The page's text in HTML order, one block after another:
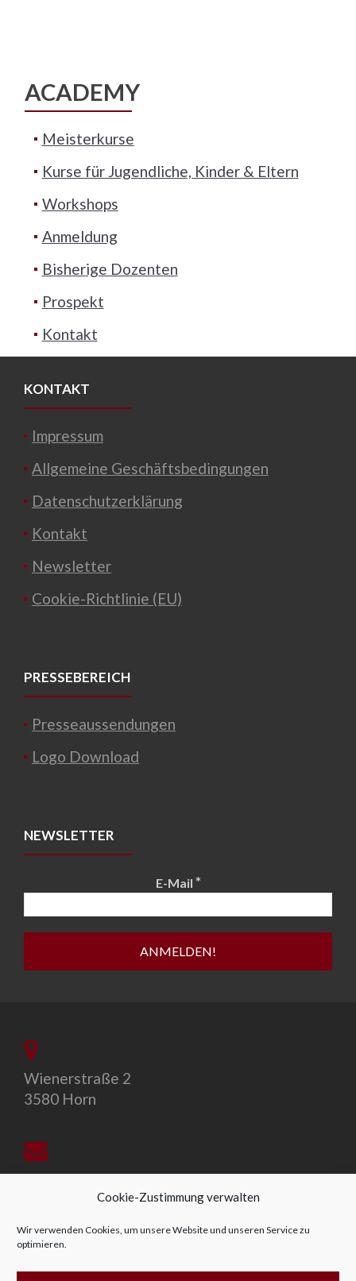
Cookie-Zustimmung verwalten
Wir verwenden Cookies, um unsere Website und unseren Service zu
optimieren.
ACADEMY
Meisterkurse
Kurse für Jugendliche, Kinder & Eltern
Workshops
Anmeldung
Bisherige Dozenten
Prospekt
Kontakt
KONTAKT
Impressum
Allgemeine Geschäftsbedingungen
Datenschutzerklärung
Kontakt
Newsletter
Cookie-Richtlinie (EU)
PRESSEBEREICH
Presseaussendungen
Logo Download
NEWSLETTER
E-Mail *
Wienerstraße 2
3580 Horn
office@allegro-vivo.at